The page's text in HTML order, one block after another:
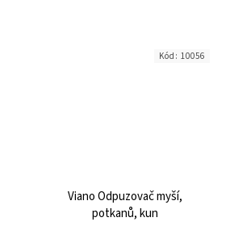
Viano Odpuzovač myší,
potkanů, kun
Kód: 10056